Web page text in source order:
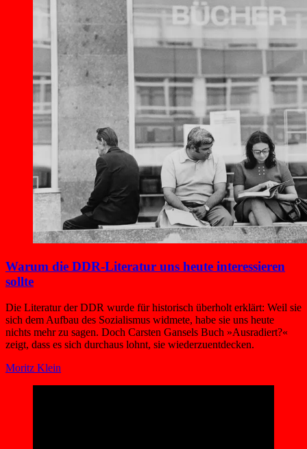
Warum die DDR-Literatur uns heute interessieren
sollte
Die Literatur der DDR wurde für historisch überholt erklärt: Weil sie
sich dem Aufbau des Sozialismus widmete, habe sie uns heute
nichts mehr zu sagen. Doch Carsten Gansels Buch »Ausradiert?«
zeigt, dass es sich durchaus lohnt, sie wiederzuentdecken.
Moritz Klein